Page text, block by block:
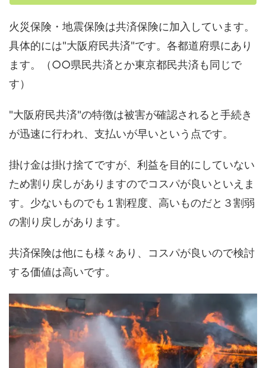
火災保険・地震保険は共済保険に加入しています。
具体的には"大阪府民共済"です。各都道府県にあり
ます。（○○県民共済とか東京都民共済も同じで
す）
"大阪府民共済"の特徴は被害が確認されると手続き
が迅速に行われ、支払いが早いという点です。
掛け金は掛け捨てですが、利益を目的にしていない
ため割り戻しがありますのでコスパが良いといえま
す。少ないものでも１割程度、高いものだと３割弱
の割り戻しがあります。
共済保険は他にも様々あり、コスパが良いので検討
する価値は高いです。